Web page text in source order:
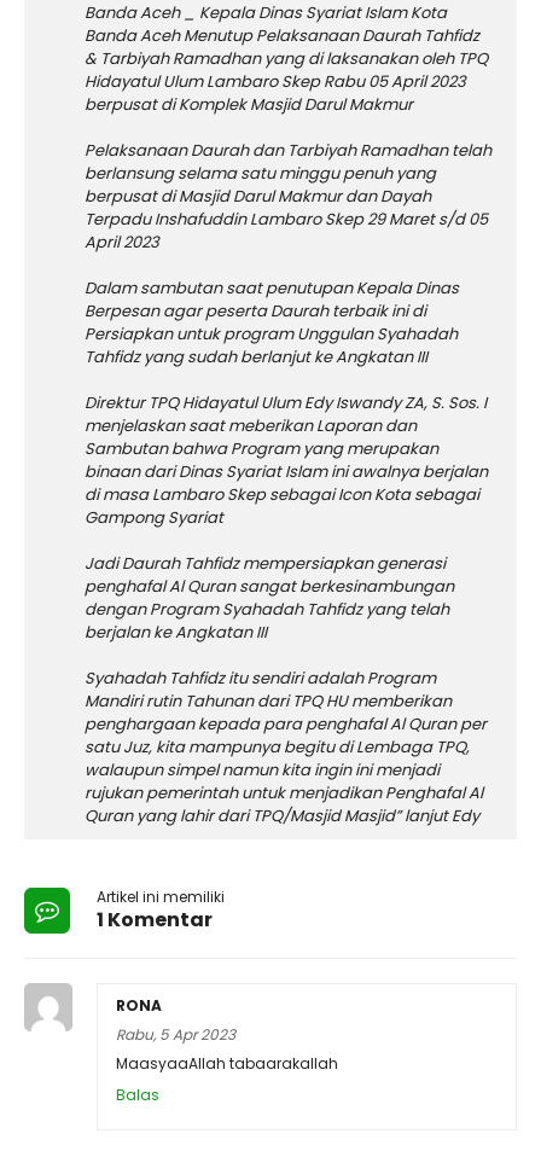
Banda Aceh _ Kepala Dinas Syariat Islam Kota
Banda Aceh Menutup Pelaksanaan Daurah Tahfidz
& Tarbiyah Ramadhan yang di laksanakan oleh TPQ
Hidayatul Ulum Lambaro Skep Rabu 05 April 2023
berpusat di Komplek Masjid Darul Makmur
Pelaksanaan Daurah dan Tarbiyah Ramadhan telah
berlansung selama satu minggu penuh yang
berpusat di Masjid Darul Makmur dan Dayah
Terpadu Inshafuddin Lambaro Skep 29 Maret s/d 05
April 2023
Dalam sambutan saat penutupan Kepala Dinas
Berpesan agar peserta Daurah terbaik ini di
Persiapkan untuk program Unggulan Syahadah
Tahfidz yang sudah berlanjut ke Angkatan III
Direktur TPQ Hidayatul Ulum Edy Iswandy ZA, S. Sos. I
menjelaskan saat meberikan Laporan dan
Sambutan bahwa Program yang merupakan
binaan dari Dinas Syariat Islam ini awalnya berjalan
di masa Lambaro Skep sebagai Icon Kota sebagai
Gampong Syariat
Jadi Daurah Tahfidz mempersiapkan generasi
penghafal Al Quran sangat berkesinambungan
dengan Program Syahadah Tahfidz yang telah
berjalan ke Angkatan III
Syahadah Tahfidz itu sendiri adalah Program
Mandiri rutin Tahunan dari TPQ HU memberikan
penghargaan kepada para penghafal Al Quran per
satu Juz, kita mampunya begitu di Lembaga TPQ,
walaupun simpel namun kita ingin ini menjadi
rujukan pemerintah untuk menjadikan Penghafal Al
Quran yang lahir dari TPQ/Masjid Masjid” lanjut Edy
Artikel ini memiliki
1 Komentar
RONA
Rabu, 5 Apr 2023
MaasyaaAllah tabaarakallah
Balas